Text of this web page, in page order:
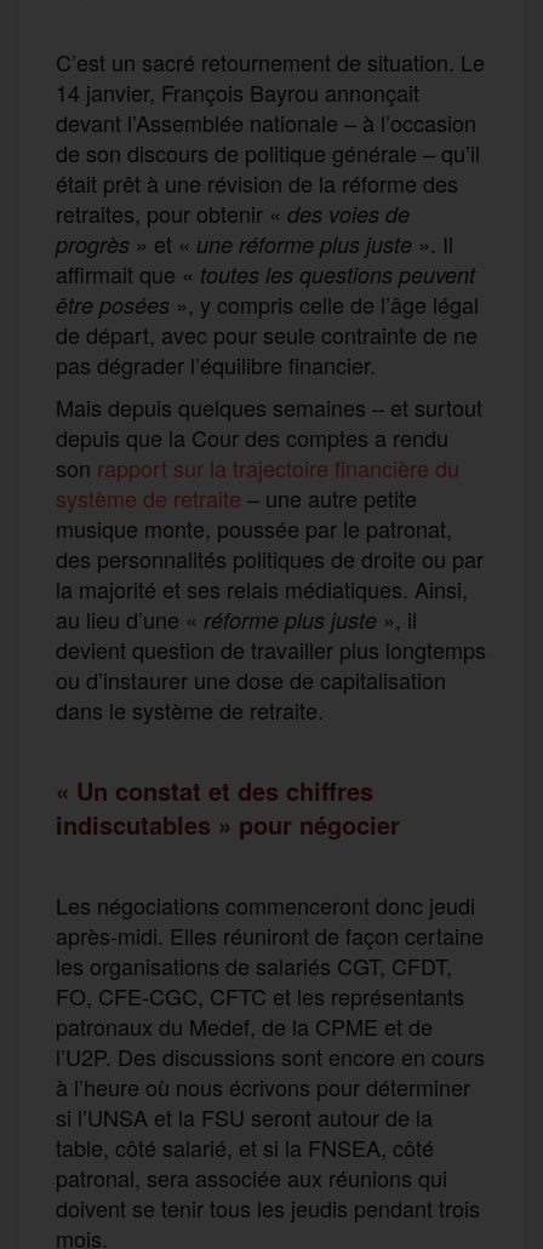
C’est un sacré retournement de situation. Le
14 janvier, François Bayrou annonçait
devant l’Assemblée nationale – à l’occasion
de son discours de politique générale – qu’il
était prêt à une révision de la réforme des
retraites, pour obtenir « des voies de
progrès » et « une réforme plus juste ». Il
affirmait que « toutes les questions peuvent
être posées », y compris celle de l’âge légal
de départ, avec pour seule contrainte de ne
pas dégrader l’équilibre financier.
Mais depuis quelques semaines – et surtout
depuis que la Cour des comptes a rendu
son rapport sur la trajectoire financière du
système de retraite – une autre petite
musique monte, poussée par le patronat,
des personnalités politiques de droite ou par
la majorité et ses relais médiatiques. Ainsi,
au lieu d’une « réforme plus juste », il
devient question de travailler plus longtemps
ou d’instaurer une dose de capitalisation
dans le système de retraite.
« Un constat et des chiffres
indiscutables » pour négocier
Les négociations commenceront donc jeudi
après-midi. Elles réuniront de façon certaine
les organisations de salariés CGT, CFDT,
FO, CFE-CGC, CFTC et les représentants
patronaux du Medef, de la CPME et de
l’U2P. Des discussions sont encore en cours
à l’heure où nous écrivons pour déterminer
si l’UNSA et la FSU seront autour de la
table, côté salarié, et si la FNSEA, côté
patronal, sera associée aux réunions qui
doivent se tenir tous les jeudis pendant trois
mois.